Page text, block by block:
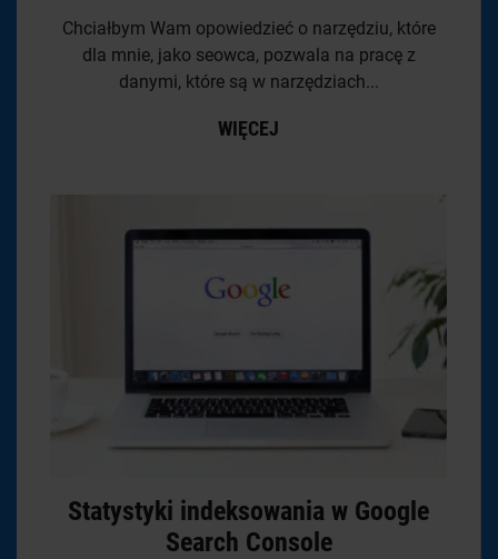
Chciałbym Wam opowiedzieć o narzędziu, które
dla mnie, jako seowca, pozwala na pracę z
danymi, które są w narzędziach...
WIĘCEJ
Statystyki indeksowania w Google
Search Console